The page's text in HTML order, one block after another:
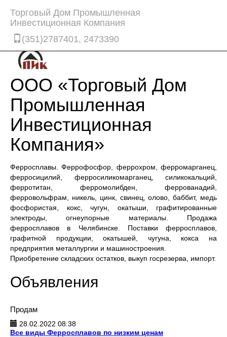
Торговый Дом Промышленная
Инвестиционная Компания
(351)2787401, 2473390
ООО «Торговый Дом
Промышленная
Инвестиционная
Компания»
Ферросплавы. Феррофосфор, феррохром, ферромарганец,
ферросицилий, ферросиликомарганец, силикокальций,
ферротитан, ферромолибден, феррованадий,
ферровольфрам, никель, цинк, свинец, олово, баббит, медь
фосфористая, кокс, чугун, окатыши, графитированные
электроды, огнеупорные материалы. Продажа
ферросплавов в Челябинске. Поставки ферросплавов,
графитной продукции, окатышей, чугуна, кокса на
предприятия металлургии и машиностроения.
Приобретение складских остатков, выкуп госрезерва, импорт.
Объявления
Продам
28.02.2022 08:38
Все виды Ферросплавов по низким ценам